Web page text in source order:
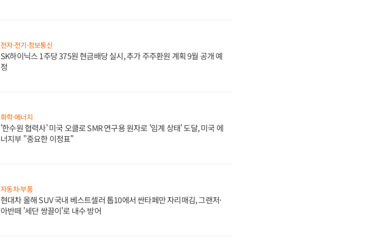
전자·전기·정보통신
SK하이닉스 1주당 375원 현금배당 실시, 추가 주주환원 계획 9월 공개 예
정
화학·에너지
'한수원 협력사' 미국 오클로 SMR 연구용 원자로 '임계 상태' 도달, 미국 에
너지부 "중요한 이정표"
자동차·부품
현대차 올해 SUV 국내 베스트셀러 톱10에서 싼타페만 자리매김, 그랜저·
아반떼 '세단 쌍끌이'로 내수 방어